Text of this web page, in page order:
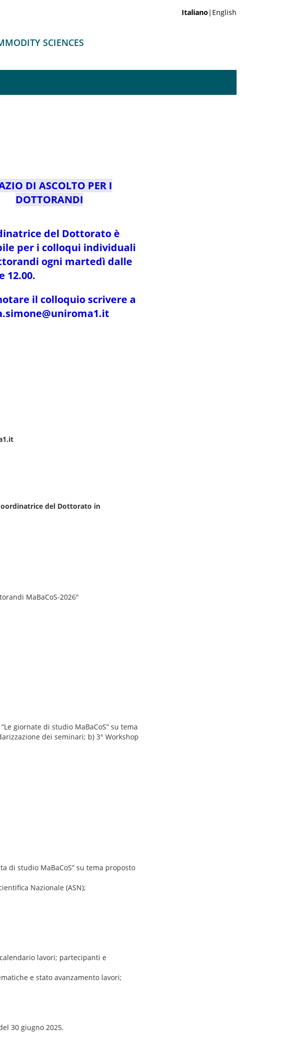
Italiano |English
SCIENCES
DI ASCOLTO PER I
DOTTORANDI
del Dottorato è
per i colloqui individuali
ogni martedì dalle
12.00.
il colloquio scrivere a
del Dottorato in
MaBaCoS-2026"
giornate di studio MaBaCoS” su tema
dei seminari; b) 3° Workshop
di studio MaBaCoS” su tema proposto
Nazionale (ASN);
lavori; partecipanti e
e stato avanzamento lavori;
30 giugno 2025.